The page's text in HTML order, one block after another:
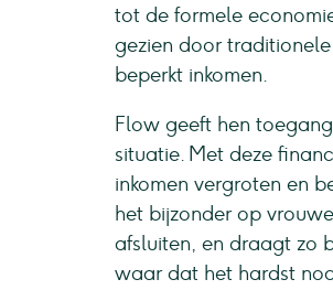
tot de formele
gezien door traditionele
beperkt inkomen.
Flow geeft hen
situatie. Met deze
inkomen vergroten en
het bijzonder op
afsluiten, en draagt zo
waar dat het hardst